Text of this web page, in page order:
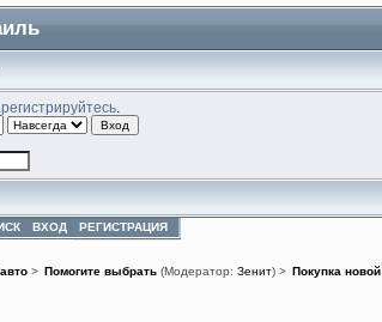
ВХОД РЕГИСТРАЦИЯ
> Помогите выбрать(Модератор: Зенит) > Покупка